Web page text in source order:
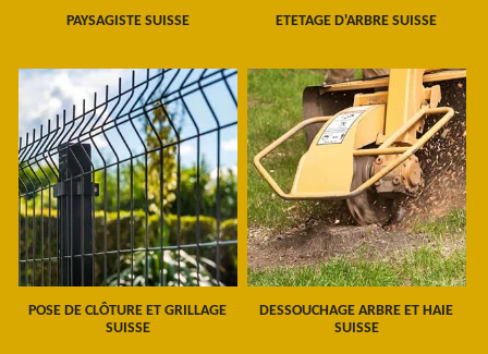
PAYSAGISTE SUISSE ETETAGE D'ARBRE SUISSE
POSE DE CLÔTURE ET GRILLAGE
SUISSE
DESSOUCHAGE ARBRE ET HAIE
SUISSE